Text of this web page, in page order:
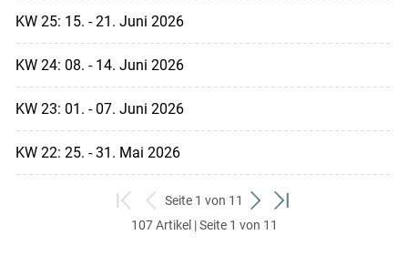
KW 25: 15. - 21. Juni 2026
KW 24: 08. - 14. Juni 2026
KW 23: 01. - 07. Juni 2026
KW 22: 25. - 31. Mai 2026
zum
ersten
zurück
zum
Seite 1 von 11
weiter
zum
zum
107 Artikel | Seite 1 von 11